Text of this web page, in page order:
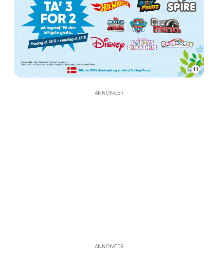
11
ANNONCER
ANNONCER